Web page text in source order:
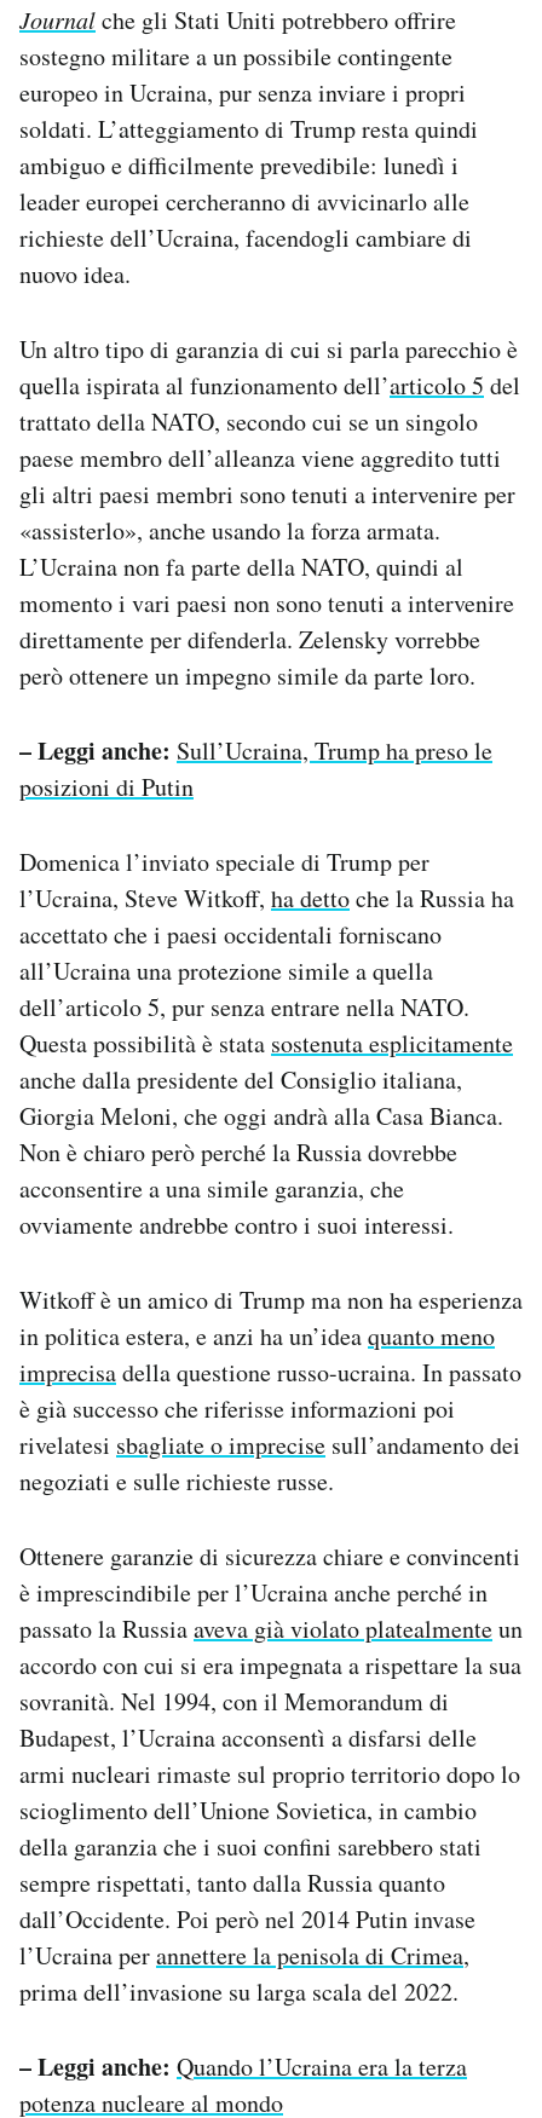
Journalche gli Stati Uniti potrebbero offrire
sostegno militare a un possibile contingente
europeo in Ucraina, pur senza inviare i propri
soldati. L’atteggiamento di Trump resta quindi
ambiguo e difficilmente prevedibile: lunedì i
leader europei cercheranno di avvicinarlo alle
richieste dell’Ucraina, facendogli cambiare di
nuovo idea.
Un altro tipo di garanzia di cui si parla parecchio è
quella ispirata al funzionamento dell’articolo 5 del
trattato della NATO, secondo cui se un singolo
paese membro dell’alleanza viene aggredito tutti
gli altri paesi membri sono tenuti a intervenire per
«assisterlo», anche usando la forza armata.
L’Ucraina non fa parte della NATO, quindi al
momento i vari paesi non sono tenuti a intervenire
direttamente per difenderla. Zelensky vorrebbe
però ottenere un impegno simile da parte loro.
– Leggi anche: Sull’Ucraina, Trump ha preso le
posizioni di Putin
Domenica l’inviato speciale di Trump per
l’Ucraina, Steve Witkoff, ha dettoche la Russia ha
accettato che i paesi occidentali forniscano
all’Ucraina una protezione simile a quella
dell’articolo 5, pur senza entrare nella NATO.
Questa possibilità è stata sostenuta esplicitamente
anche dalla presidente del Consiglio italiana,
Giorgia Meloni, che oggi andrà alla Casa Bianca.
Non è chiaro però perché la Russia dovrebbe
acconsentire a una simile garanzia, che
ovviamente andrebbe contro i suoi interessi.
Witkoff è un amico di Trump ma non ha esperienza
in politica estera, e anzi ha un’ideaquanto meno
imprecisadella questione russo-ucraina. In passato
è già successo che riferisse informazioni poi
rivelatesi sbagliate o imprecise sull’andamento dei
negoziati e sulle richieste russe.
Ottenere garanzie di sicurezza chiare e convincenti
è imprescindibile per l’Ucraina anche perché in
passato la Russiaaveva già violato platealmenteun
accordo con cui si era impegnata a rispettare la sua
sovranità. Nel 1994, con il Memorandum di
Budapest, l’Ucraina acconsentì a disfarsi delle
armi nucleari rimaste sul proprio territorio dopo lo
scioglimento dell’Unione Sovietica, in cambio
della garanzia che i suoi confini sarebbero stati
sempre rispettati, tanto dalla Russia quanto
dall’Occidente. Poi però nel 2014 Putin invase
l’Ucraina perannettere la penisola di Crimea,
prima dell’invasione su larga scala del 2022.
– Leggi anche: Quando l’Ucraina era la terza
potenza nucleare al mondo